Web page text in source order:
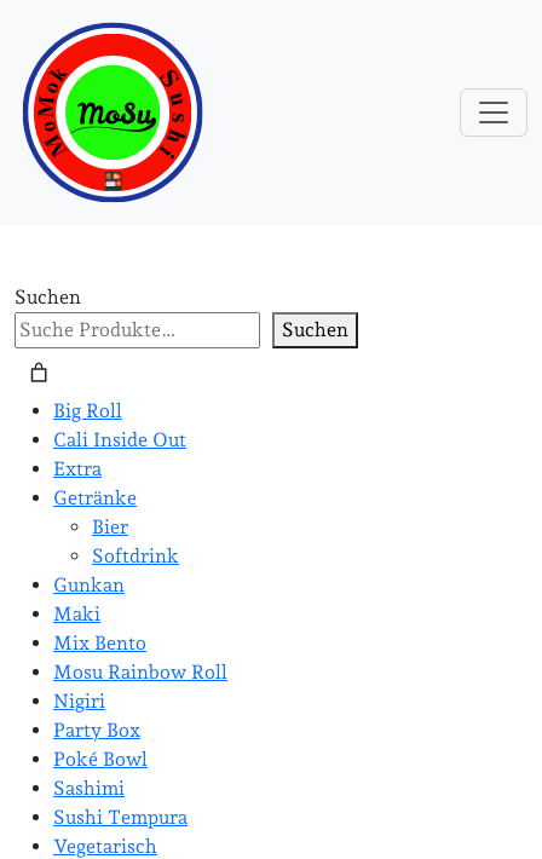
Suchen
Suchen
Big Roll
Cali Inside Out
Extra
Getränke
Bier
Softdrink
Gunkan
Maki
Mix Bento
Mosu Rainbow Roll
Nigiri
Party Box
Poké Bowl
Sashimi
Sushi Tempura
Vegetarisch